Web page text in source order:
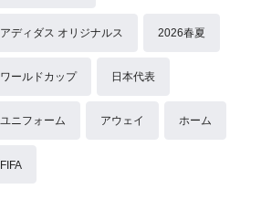
アディダス オリジナルス 2026春夏
ワールドカップ 日本代表
ユニフォーム アウェイ ホーム
FIFA